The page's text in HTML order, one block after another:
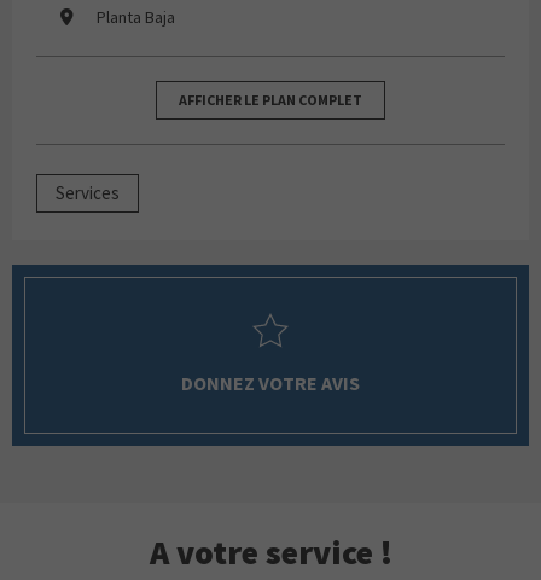
Planta Baja
AFFICHER LE PLAN COMPLET
Services
DONNEZ VOTRE AVIS
A votre service !